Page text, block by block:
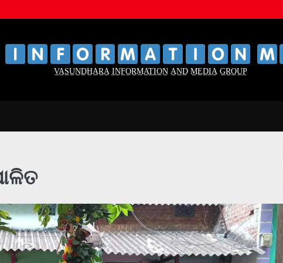
V̲A̲S̲U̲N̲D̲H̲A̲R̲A̲ I̲N̲F̲O̲R̲M̲A̲T̲I̲O̲N̲ A̲N̲D̲ M̲E̲D̲I̲A̲ G̲R̲O̲U̲P̲